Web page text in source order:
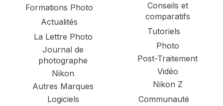
Formations Photo
Actualités
La Lettre Photo
Journal de
photographe
Nikon
Autres Marques
Logiciels
Conseils et
comparatifs
Tutoriels
Photo
Post-Traitement
Vidéo
Nikon Z
Communauté